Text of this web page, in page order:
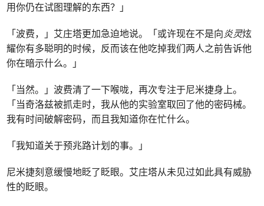
用你仍在试图理解的东西？」
「波费，」艾庄塔更加急迫地说。「或许现在不是向炎灵炫
耀你有多聪明的时候，反而该在他吃掉我们两人之前告诉他
你在暗示什么。」
「当然。」波费清了一下喉咙，再次专注于尼米捷身上。
「当奇洛兹被抓走时，我从他的实验室取回了他的密码械。
我有时间破解密码，而且我知道你在忙什么。
「我知道关于预兆路计划的事。」
尼米捷刻意缓慢地眨了眨眼。艾庄塔从未见过如此具有威胁
性的眨眼。